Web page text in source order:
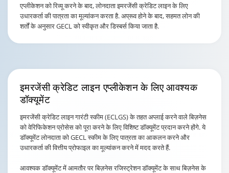
एप्लीकेशन को रिव्यू करने के बाद, लोनदाता इमरजेंसी क्रेडिट लाइन के लिए
उधारकर्ता की पात्रता का मूल्यांकन करता है. अप्रूव होने के बाद, सहमत लोन की
शर्तों के अनुसार GECL को स्वीकृत और डिस्बर्स किया जाता है.
इमरजेंसी क्रेडिट लाइन एप्लीकेशनके लिए आवश्यक
डॉक्यूमेंट
इमरजेंसी क्रेडिट लाइन गारंटी स्कीम (ECLGS) के तहत अप्लाई करने वाले बिज़नेस
को वेरिफिकेशन प्रोसेस को पूरा करने के लिए विशिष्ट डॉक्यूमेंट प्रदान करने होंगे. ये
डॉक्यूमेंट लोनदाता को GECL स्कीम के लिए पात्रता का आकलन करने और
उधारकर्ता की वित्तीय प्रोफाइल का मूल्यांकन करने में मदद करते हैं.
आवश्यक डॉक्यूमेंट में आमतौर पर बिज़नेस रजिस्ट्रेशन डॉक्यूमेंट के साथ बिज़नेस के